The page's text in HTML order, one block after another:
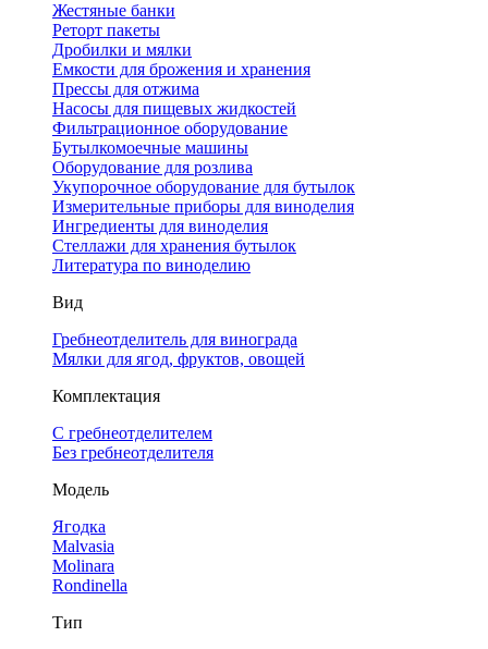
Жестяные банки
Реторт пакеты
Дробилки и мялки
Емкости для брожения и хранения
Прессы для отжима
Насосы для пищевых жидкостей
Фильтрационное оборудование
Бутылкомоечные машины
Оборудование для розлива
Укупорочное оборудование для бутылок
Измерительные приборы для виноделия
Ингредиенты для виноделия
Стеллажи для хранения бутылок
Литература по виноделию
Вид
Гребнеотделитель для винограда
Мялки для ягод, фруктов, овощей
Комплектация
С гребнеотделителем
Без гребнеотделителя
Модель
Ягодка
Malvasia
Molinara
Rondinella
Тип